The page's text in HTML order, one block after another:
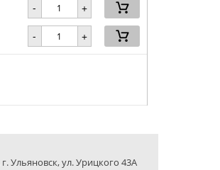
- +
- +
г. Ульяновск, ул. Урицкого 43А